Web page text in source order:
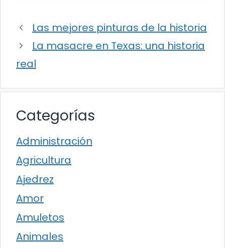
Las mejores pinturas de la historia
La masacre en Texas: una historia
real
Categorías
Administración
Agricultura
Ajedrez
Amor
Amuletos
Animales